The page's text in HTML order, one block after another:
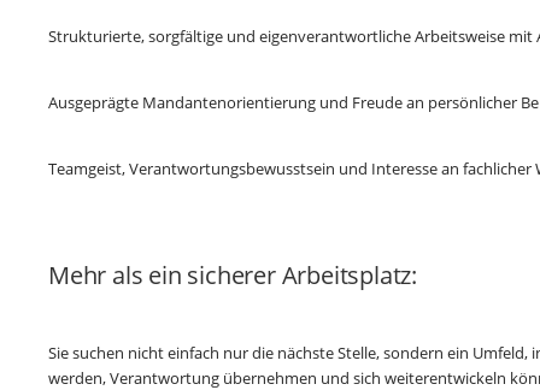
Strukturierte, sorgfältige und eigenverantwortliche Arbeitsweise mit
Ausgeprägte Mandantenorientierung und Freude an persönlicher
Teamgeist, Verantwortungsbewusstsein und Interesse an fachlicher
Mehr als ein sicherer Arbeitsplatz:
Sie suchen nicht einfach nur die nächste Stelle, sondern ein Umfeld,
werden, Verantwortung übernehmen und sich weiterentwickeln